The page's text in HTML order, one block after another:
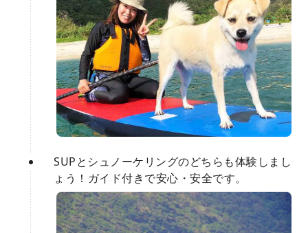
SUPとシュノーケリングのどちらも体験しまし
ょう！ガイド付きで安心・安全です。